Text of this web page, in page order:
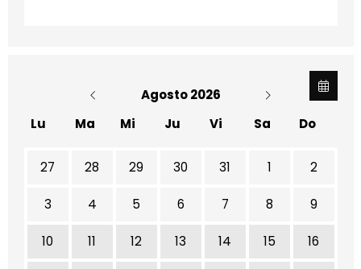
Agosto 2026
Lu
Ma Mi Ju Vi Sa Do
No hay ninguna actividad este mes
27 28 29 30 31 1 2
3 4 5 6 7 8 9
10 11 12 13 14 15 16